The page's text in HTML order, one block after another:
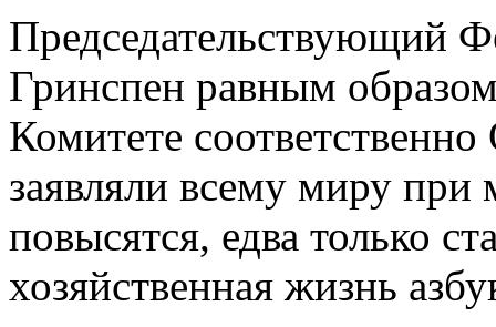
Председательствующий
Гринспен равным
Комитете
заявляли всему миру при
повысятся, едва только
хозяйственная жизнь